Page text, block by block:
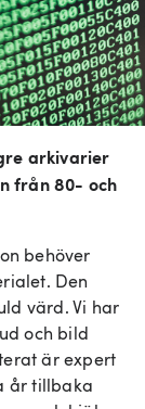
arkivarier
från 80- och
behöver
Den
värd. Vi har
och bild
är expert
år tillbaka